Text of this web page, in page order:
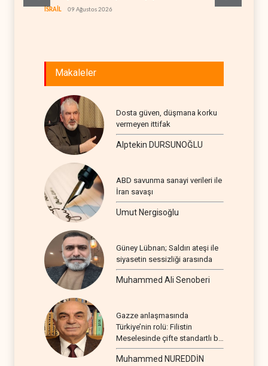
İSRAİL 09 Ağustos 2026
Makaleler
Dosta güven, düşmana korku
vermeyen ittifak
Alptekin DURSUNOĞLU
ABD savunma sanayi verileri ile
İran savaşı
Umut Nergisoğlu
Güney Lübnan; Saldırı ateşi ile
siyasetin sessizliği arasında
Muhammed Ali Senoberi
Gazze anlaşmasında
Türkiye’nin rolü: Filistin
Meselesinde çifte standartlı bir
seyir
Muhammed NUREDDİN